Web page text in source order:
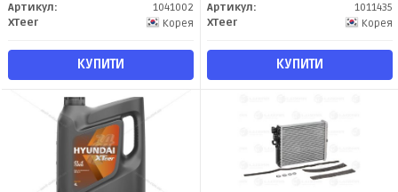
Артикул:
1041002
XTeer
Корея
КУПИТИ
Артикул:
1011435
XTeer
Корея
КУПИТИ